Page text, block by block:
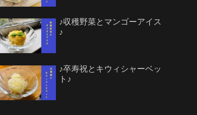
♪収穫野菜とマンゴーアイス
♪
♪卒寿祝とキウィシャーベッ
ト♪